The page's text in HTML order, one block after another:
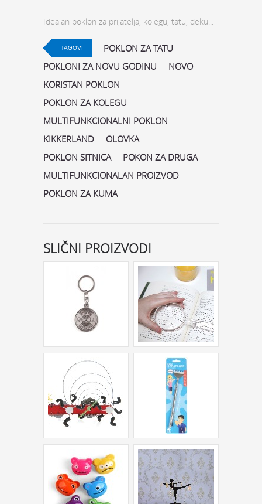
Idealan poklon za prijatelja, kolegu, tatu, deku...
TAGOVI
POKLON ZA TATU
POKLONI ZA NOVU GODINU
NOVO
KORISTAN POKLON
POKLON ZA KOLEGU
MULTIFUNKCIONALNI POKLON
KIKKERLAND
OLOVKA
POKLON SITNICA
POKON ZA DRUGA
MULTIFUNKCIONALAN PROIZVOD
POKLON ZA KUMA
SLIČNI PROIZVODI